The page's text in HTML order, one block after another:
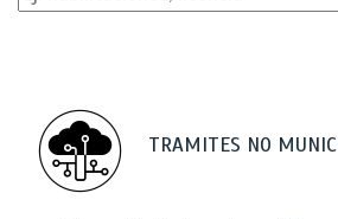
TRAMITES NO